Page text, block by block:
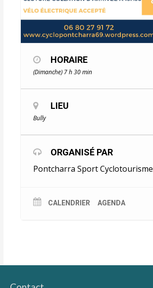
HORAIRE
(Dimanche) 7 h 30 min
LIEU
Bully
ORGANISÉ PAR
Pontcharra Sport Cyclotourisme
CALENDRIER AGENDA